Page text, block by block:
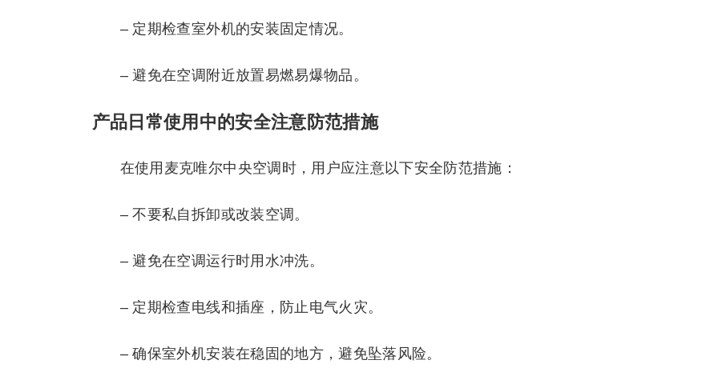
– 定期检查室外机的安装固定情况。
– 避免在空调附近放置易燃易爆物品。
产品日常使用中的安全注意防范措施
在使用麦克唯尔中央空调时，用户应注意以下安全防范措施：
– 不要私自拆卸或改装空调。
– 避免在空调运行时用水冲洗。
– 定期检查电线和插座，防止电气火灾。
– 确保室外机安装在稳固的地方，避免坠落风险。